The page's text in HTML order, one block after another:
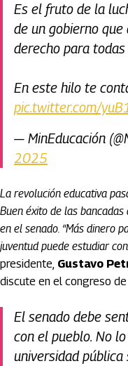
Es el fruto de la
de un gobierno
derecho para todas
En este hilo te
pic.twitter.com/
— MinEducación
2025
La revolución educativa
Buen éxito de las
en el senado. “Más dinero
juventud puede estudiar
presidente, Gustavo
discute en el congreso de
El senado debe
con el pueblo. No
universidad